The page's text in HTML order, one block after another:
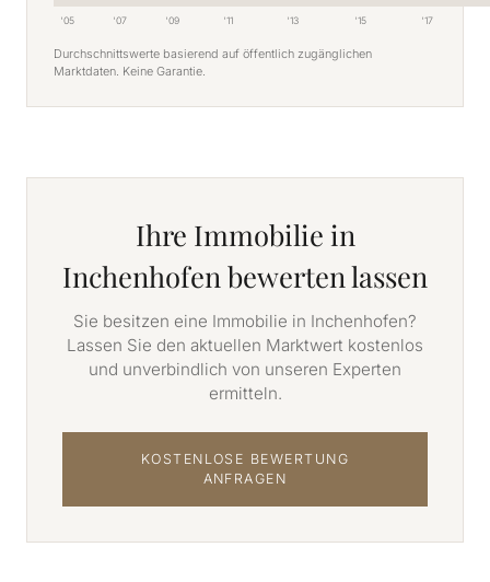
'05 '07 '09 '11 '13 '15 '17
Durchschnittswerte basierend auf öffentlich zugänglichen
Marktdaten. Keine Garantie.
Ihre Immobilie in
Inchenhofen bewerten lassen
Sie besitzen eine Immobilie in Inchenhofen?
Lassen Sie den aktuellen Marktwert kostenlos
und unverbindlich von unseren Experten
ermitteln.
KOSTENLOSE BEWERTUNG
ANFRAGEN